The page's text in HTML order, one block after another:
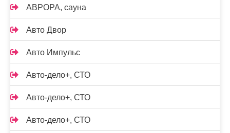
АВРОРА, сауна
Авто Двор
Авто Импульс
Авто-дело+, СТО
Авто-дело+, СТО
Авто-дело+, СТО